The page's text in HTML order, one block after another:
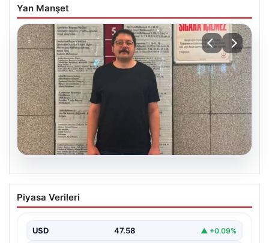
Yan Manşet
05.08.2026
Adli kontrolle serbest bırakılan gazeteci
Can Bursalı’nın X hesabına erişim engeli
Engeli Kaldırıldıktan Sonra Yeniden Kısıtlama",
"content": "Basın…
Piyasa Verileri
USD 47.58 ▲ +0.09%